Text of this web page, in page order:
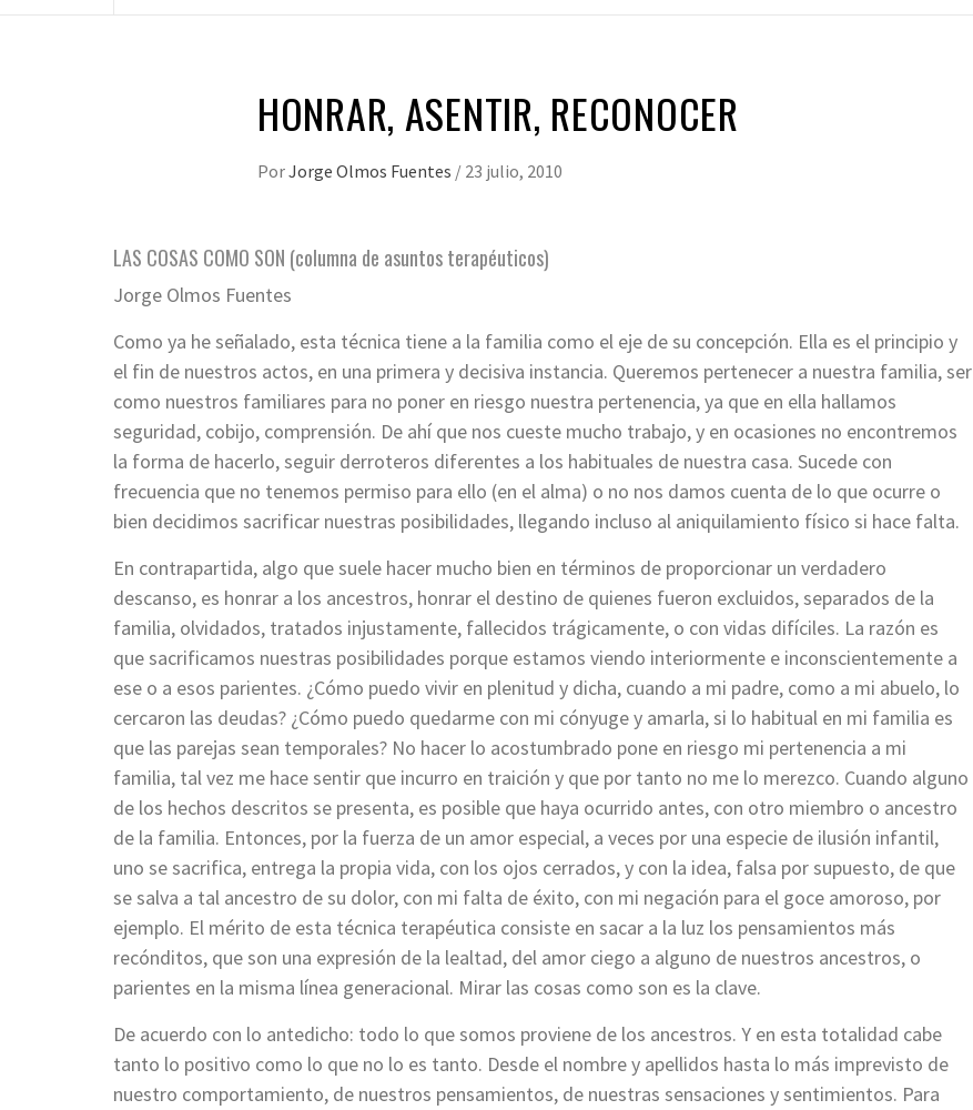
HONRAR, ASENTIR, RECONOCER
PorJorge Olmos Fuentes / 23 julio, 2010
LAS COSAS COMO SON (columna de asuntos terapéuticos)
Jorge Olmos Fuentes
Como ya he señalado, esta técnica tiene a la familia como el eje de su concepción. Ella es el principio y
el fin de nuestros actos, en una primera y decisiva instancia. Queremos pertenecer a nuestra familia, ser
como nuestros familiares para no poner en riesgo nuestra pertenencia, ya que en ella hallamos
seguridad, cobijo, comprensión. De ahí que nos cueste mucho trabajo, y en ocasiones no encontremos
la forma de hacerlo, seguir derroteros diferentes a los habituales de nuestra casa. Sucede con
frecuencia que no tenemos permiso para ello (en el alma) o no nos damos cuenta de lo que ocurre o
bien decidimos sacrificar nuestras posibilidades, llegando incluso al aniquilamiento físico si hace falta.
En contrapartida, algo que suele hacer mucho bien en términos de proporcionar un verdadero
descanso, es honrar a los ancestros, honrar el destino de quienes fueron excluidos, separados de la
familia, olvidados, tratados injustamente, fallecidos trágicamente, o con vidas difíciles. La razón es
que sacrificamos nuestras posibilidades porque estamos viendo interiormente e inconscientemente a
ese o a esos parientes. ¿Cómo puedo vivir en plenitud y dicha, cuando a mi padre, como a mi abuelo, lo
cercaron las deudas? ¿Cómo puedo quedarme con mi cónyuge y amarla, si lo habitual en mi familia es
que las parejas sean temporales? No hacer lo acostumbrado pone en riesgo mi pertenencia a mi
familia, tal vez me hace sentir que incurro en traición y que por tanto no me lo merezco. Cuando alguno
de los hechos descritos se presenta, es posible que haya ocurrido antes, con otro miembro o ancestro
de la familia. Entonces, por la fuerza de un amor especial, a veces por una especie de ilusión infantil,
uno se sacrifica, entrega la propia vida, con los ojos cerrados, y con la idea, falsa por supuesto, de que
se salva a tal ancestro de su dolor, con mi falta de éxito, con mi negación para el goce amoroso, por
ejemplo. El mérito de esta técnica terapéutica consiste en sacar a la luz los pensamientos más
recónditos, que son una expresión de la lealtad, del amor ciego a alguno de nuestros ancestros, o
parientes en la misma línea generacional. Mirar las cosas como son es la clave.
De acuerdo con lo antedicho: todo lo que somos proviene de los ancestros. Y en esta totalidad cabe
tanto lo positivo como lo que no lo es tanto. Desde el nombre y apellidos hasta lo más imprevisto de
nuestro comportamiento, de nuestros pensamientos, de nuestras sensaciones y sentimientos. Para